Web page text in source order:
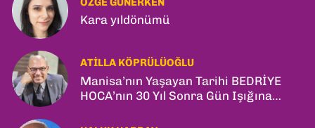
Kara yıldönümü
ATILLA KÖPRÜLÜOĞLU
Manisa’nın Yaşayan Tarihi BEDRİYE
HOCA’nın 30 Yıl Sonra Gün Işığına